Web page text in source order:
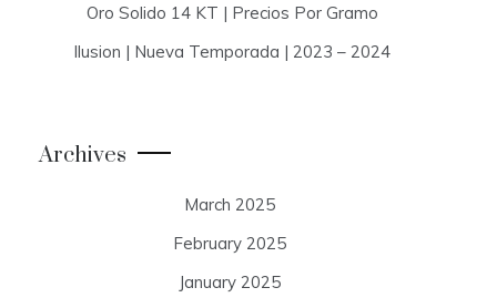
Oro Solido 14 KT | Precios Por Gramo
Ilusion | Nueva Temporada | 2023 – 2024
Archives
March 2025
February 2025
January 2025